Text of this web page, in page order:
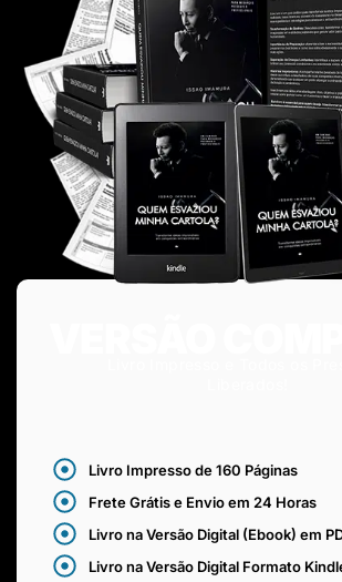
Livro Impresso de 160 Páginas
Frete Grátis e Envio em 24 Horas
Livro na Versão Digital (Ebook) em
Livro na Versão Digital Formato